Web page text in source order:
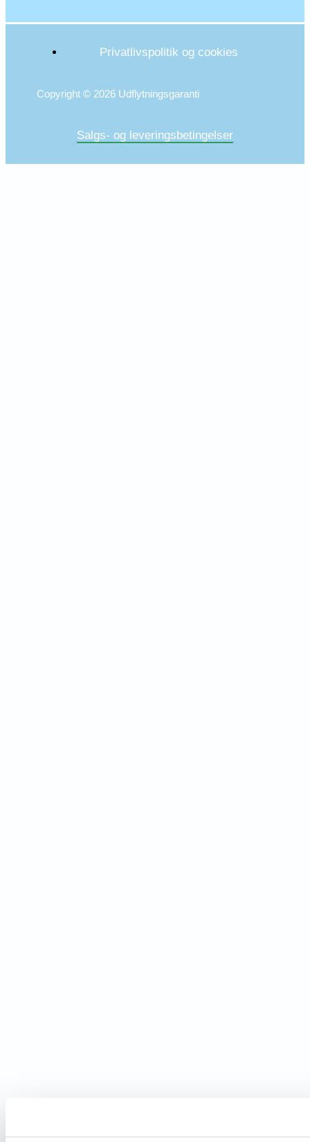
Privatlivspolitik og cookies
Copyright © 2026 Udflytningsgaranti
Salgs- og leveringsbetingelser